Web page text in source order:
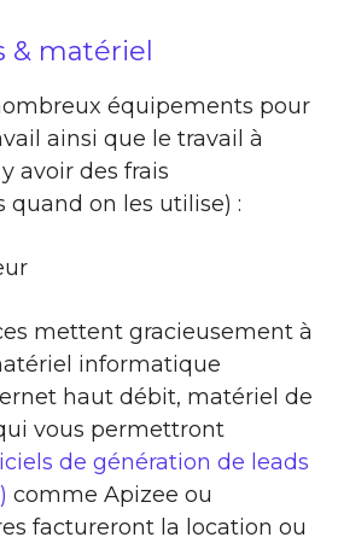
& matériel
équipements pour
ainsi que le travail à
avoir des frais
on les utilise) :
mettent gracieusement à
informatique
haut débit, matériel de
vous permettront
de génération de leads
comme Apizee ou
factureront la location ou